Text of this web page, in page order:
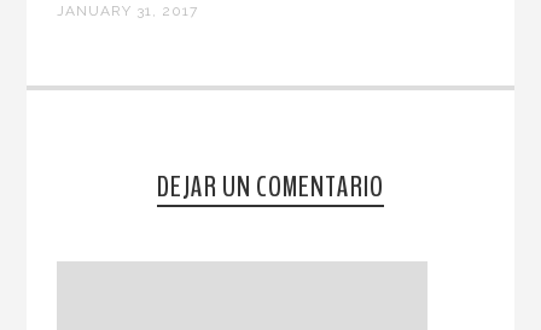
JANUARY 31, 2017
DEJAR UN COMENTARIO